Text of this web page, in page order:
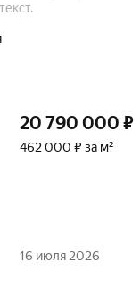
20 790 000 ₽
462 000 ₽ за м²
16 июля 2026